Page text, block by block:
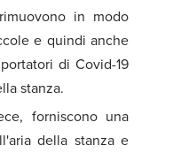
rimuovono in modo
e quindi anche
di Covid-19
stanza.
forniscono una
della stanza e